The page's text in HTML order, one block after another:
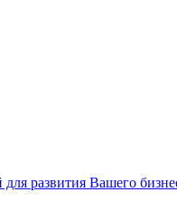
развития Вашего